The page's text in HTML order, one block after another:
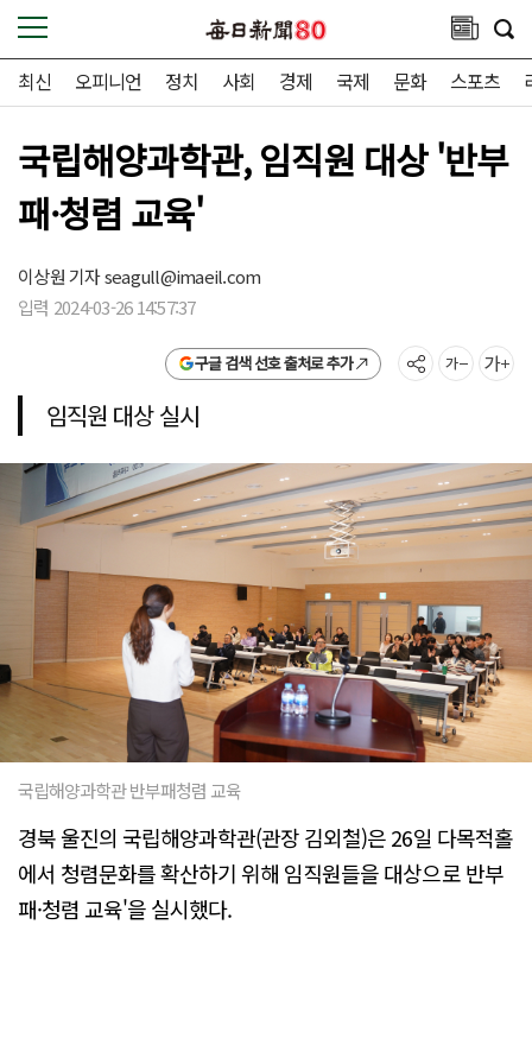
최신 오피니언 정치 사회 경제 국제 문화 스포츠
국립해양과학관, 임직원 대상 '반부
패·청렴 교육'
이상원 기자seagull@imaeil.com
입력 2024-03-26 14:57:37
구글 검색 선호 출처로 추가
임직원 대상 실시
국립해양과학관 반부패청렴 교육
경북 울진의 국립해양과학관(관장 김외철)은 26일 다목적홀
에서 청렴문화를 확산하기 위해 임직원들을 대상으로 반부
패·청렴 교육'을 실시했다.